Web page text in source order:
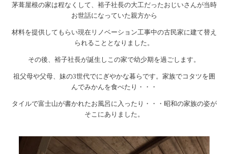
茅葺屋根の家は程なくして、裕子社長の大工だったおじいさんが当時
お世話になっていた親方から
材料を提供してもらい現在リノベーション工事中の古民家に建て替え
られることとなりました。
その後、裕子社長が誕生しこの家で幼少期を過ごします。
祖父母や父母、妹の3世代でにぎやかな暮らです。家族でコタツを囲
んでみかんを食べたり・・・
タイルで富士山が書かれたお風呂に入ったり ・・・昭和の家族の姿が
そこにありました。